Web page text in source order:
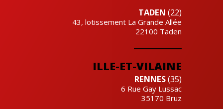
TADEN (22)
43, lotissement La Grande Allée
22100 Taden
ILLE-ET-VILAINE
RENNES(35)
6 Rue Gay Lussac
35170 Bruz